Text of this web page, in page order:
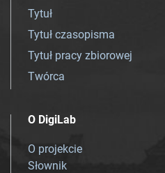
Tytuł
Tytuł czasopisma
Tytuł pracy zbiorowej
Twórca
O DigiLab
O projekcie
Słownik